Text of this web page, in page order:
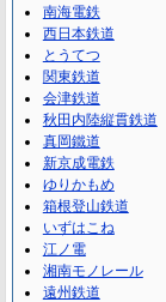
南海電鉄
西日本鉄道
とうてつ
関東鉄道
会津鉄道
秋田内陸縦貫鉄道
真岡鐵道
新京成電鉄
ゆりかもめ
箱根登山鉄道
いずはこね
江ノ電
湘南モノレール
遠州鉄道